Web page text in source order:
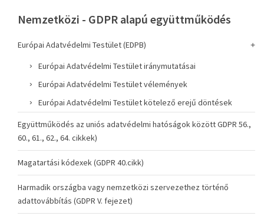
Nemzetközi - GDPR alapú együttműködés
Európai Adatvédelmi Testület (EDPB)
Európai Adatvédelmi Testület iránymutatásai
Európai Adatvédelmi Testület vélemények
Európai Adatvédelmi Testület kötelező erejű döntések
Együttműködés az uniós adatvédelmi hatóságok között GDPR 56.,
60., 61., 62., 64. cikkek)
Magatartási kódexek (GDPR 40.cikk)
Harmadik országba vagy nemzetközi szervezethez történő
adattovábbítás (GDPR V. fejezet)